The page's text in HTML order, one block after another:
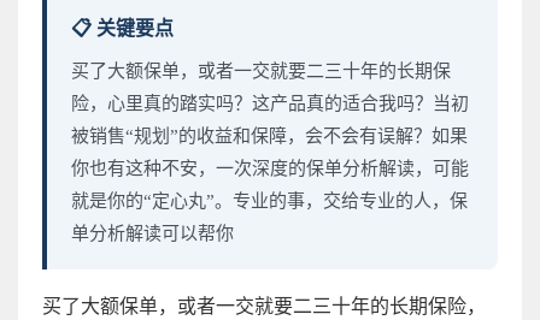
📋 关键要点
买了大额保单，或者一交就要二三十年的长期保
险，心里真的踏实吗？这产品真的适合我吗？当初
被销售“规划”的收益和保障，会不会有误解？如果
你也有这种不安，一次深度的保单分析解读，可能
就是你的“定心丸”。专业的事，交给专业的人，保
单分析解读可以帮你
买了大额保单，或者一交就要二三十年的长期保险，